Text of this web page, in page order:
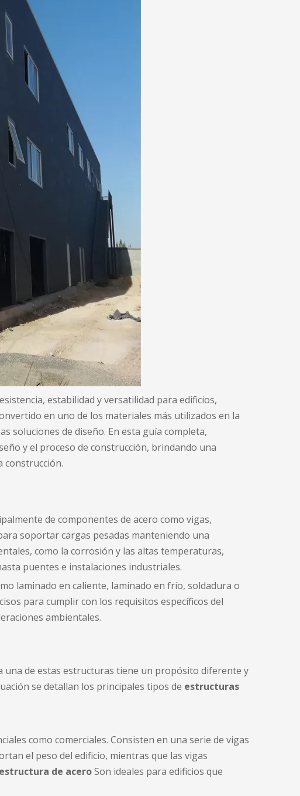
estabilidad y versatilidad para edificios,
en uno de los materiales más utilizados en la
soluciones de diseño. En esta guía completa,
y el proceso de construcción, brindando una
construcción.
de componentes de acero como vigas,
soportar cargas pesadas manteniendo una
como la corrosión y las altas temperaturas,
puentes e instalaciones industriales.
laminado en caliente, laminado en frío, soldadura o
para cumplir con los requisitos específicos del
ambientales.
una de estas estructuras tiene un propósito diferente y
se detallan los principales tipos de estructuras
como comerciales. Consisten en una serie de vigas
el peso del edificio, mientras que las vigas
de aceroSon ideales para edificios que